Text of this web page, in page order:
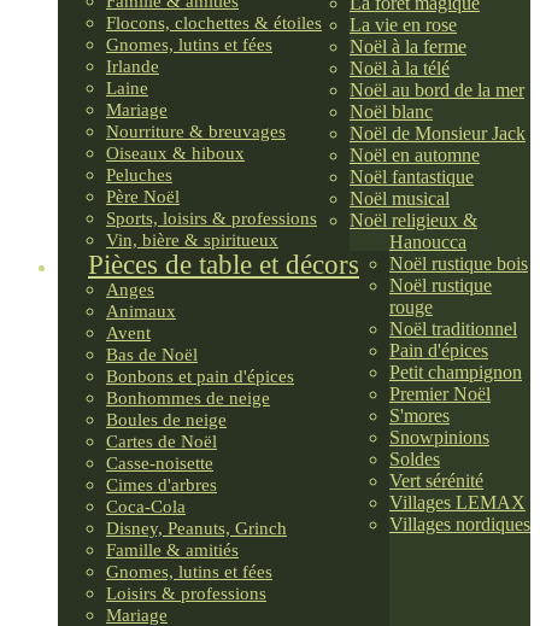
Flocons, clochettes & étoiles
Gnomes, lutins et fées
Irlande
Laine
Mariage
Nourriture & breuvages
Oiseaux & hiboux
Peluches
Père Noël
Sports, loisirs & professions
Vin, bière & spiritueux
Pièces de table et décors
Anges
Animaux
Avent
Bas de Noël
Bonbons et pain d'épices
Bonhommes de neige
Boules de neige
Cartes de Noël
Casse-noisette
Cimes d'arbres
Coca-Cola
Disney, Peanuts, Grinch
Famille & amitiés
Gnomes, lutins et fées
Loisirs & professions
Mariage
La vie en rose
Noël à la ferme
Noël à la télé
Noël au bord de la mer
Noël blanc
Noël de Monsieur Jack
Noël en automne
Noël fantastique
Noël musical
Noël religieux &
Hanoucca
Noël rustique bois
Noël rustique
rouge
Noël traditionnel
Pain d'épices
Petit champignon
Premier Noël
S'mores
Snowpinions
Soldes
Vert sérénité
Villages LEMAX
Villages nordiques